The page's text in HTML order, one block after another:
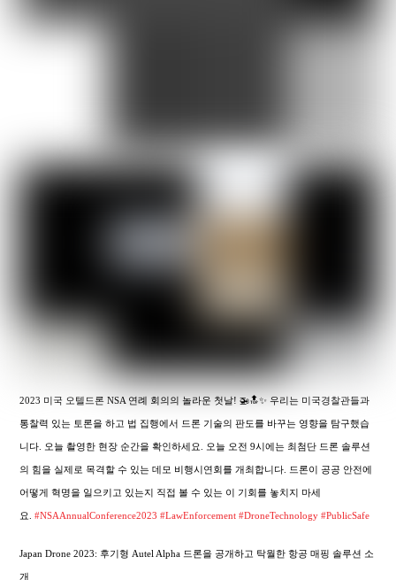
2023 미국 오텔드론 NSA 연례 회의의 놀라운 첫날! 🚁🔝✨ 우리는 미국경찰관들과
통찰력 있는 토론을 하고 법 집행에서 드론 기술의 판도를 바꾸는 영향을 탐구했습
니다. 오늘 촬영한 현장 순간을 확인하세요. 오늘 오전 9시에는 최첨단 드론 솔루션
의 힘을 실제로 목격할 수 있는 데모 비행시연회를 개최합니다. 드론이 공공 안전에
어떻게 혁명을 일으키고 있는지 직접 볼 수 있는 이 기회를 놓치지 마세
요.#NSAAnnualConference2023 #LawEnforcement #DroneTechnology #PublicSafe
Japan Drone 2023: 후기형 Autel Alpha 드론을 공개하고 탁월한 항공 매핑 솔루션 소
개